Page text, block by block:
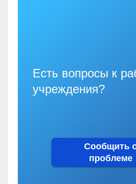
Есть вопросы к
учреждения?
Сообщить
проблеме